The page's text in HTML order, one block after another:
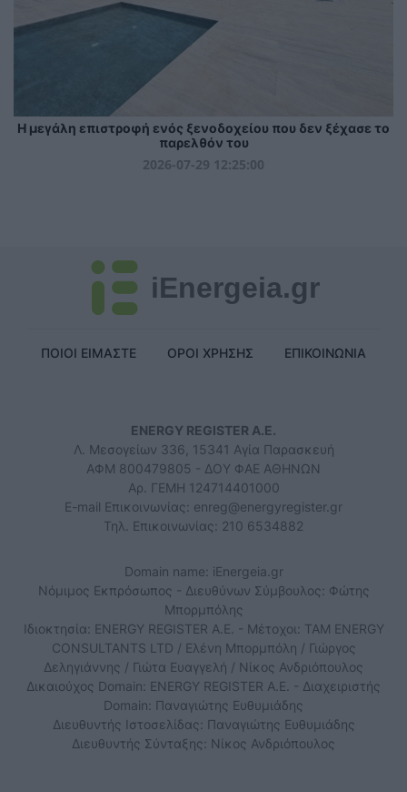
Η μεγάλη επιστροφή ενός ξενοδοχείου που δεν ξέχασε το
παρελθόν του
2026-07-29 12:25:00
iEnergeia.gr
ΠΟΙΟΙ ΕΙΜΑΣΤΕ ΟΡΟΙ ΧΡΗΣΗΣ ΕΠΙΚΟΙΝΩΝΙΑ
ENERGY REGISTER Α.Ε.
Λ. Μεσογείων 336, 15341 Αγία Παρασκευή
ΑΦΜ 800479805 - ΔΟΥ ΦΑΕ ΑΘΗΝΩΝ
Αρ. ΓΕΜΗ 124714401000
E-mail Επικοινωνίας: enreg@energyregister.gr
Τηλ. Επικοινωνίας: 210 6534882
Domain name: iEnergeia.gr
Νόμιμος Εκπρόσωπος - Διευθύνων Σύμβουλος: Φώτης
Μπορμπόλης
Ιδιοκτησία: ENERGY REGISTER Α.Ε. - Μέτοχοι: TAM ENERGY
CONSULTANTS LTD / Ελένη Μπορμπόλη / Γιώργος
Δεληγιάννης / Γιώτα Ευαγγελή / Νίκος Ανδριόπουλος
Δικαιούχος Domain: ENERGY REGISTER Α.Ε. - Διαχειριστής
Domain: Παναγιώτης Ευθυμιάδης
Διευθυντής Ιστοσελίδας: Παναγιώτης Ευθυμιάδης
Διευθυντής Σύνταξης: Νίκος Ανδριόπουλος